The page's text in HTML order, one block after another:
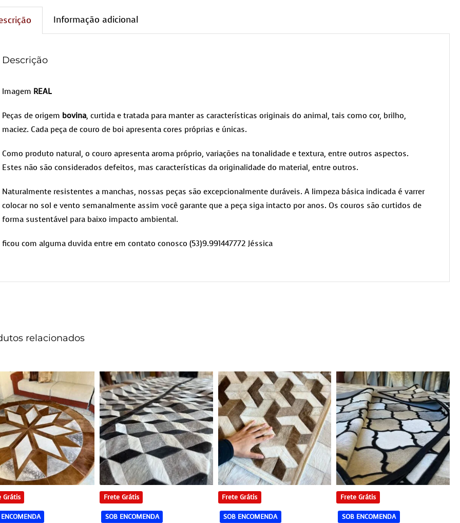
Informação adicional
Descrição
Imagem REAL
Peças de origem bovina, curtida e tratada para manter as características originais do animal, tais como cor, brilho,
maciez. Cada peça de couro de boi apresenta cores próprias e únicas.
Como produto natural, o couro apresenta aroma próprio, variações na tonalidade e textura, entre outros aspectos.
Estes não são considerados defeitos, mas características da originalidade do material, entre outros.
Naturalmente resistentes a manchas, nossas peças são excepcionalmente duráveis. A limpeza básica indicada é varrer
colocar no sol e vento semanalmente assim você garante que a peça siga intacto por anos. Os couros são curtidos de
forma sustentável para baixo impacto ambiental.
ficou com alguma duvida entre em contato conosco (53)9.991447772 Jéssica
relacionados
Grátis Frete Grátis
SOB ENCOMENDA
Frete Grátis
SOB ENCOMENDA
Frete Grátis
SOB ENCOMENDA